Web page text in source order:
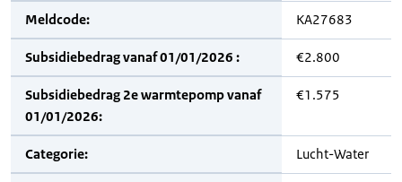
Meldcode: KA27683
Subsidiebedrag vanaf 01/01/2026 : €2.800
Subsidiebedrag 2e warmtepomp vanaf
01/01/2026:
€1.575
Categorie: Lucht-Water